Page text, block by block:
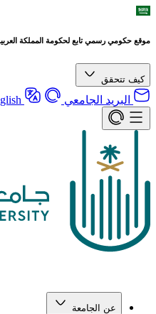
موقع حكومي رسمي تابع لحكومة المملكة
كيف تتحقق
البريد الجامعي
عن الجامعة